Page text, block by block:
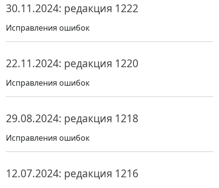
30.11.2024: редакция 1222
Исправления ошибок
22.11.2024: редакция 1220
Исправления ошибок
29.08.2024: редакция 1218
Исправления ошибок
12.07.2024: редакция 1216